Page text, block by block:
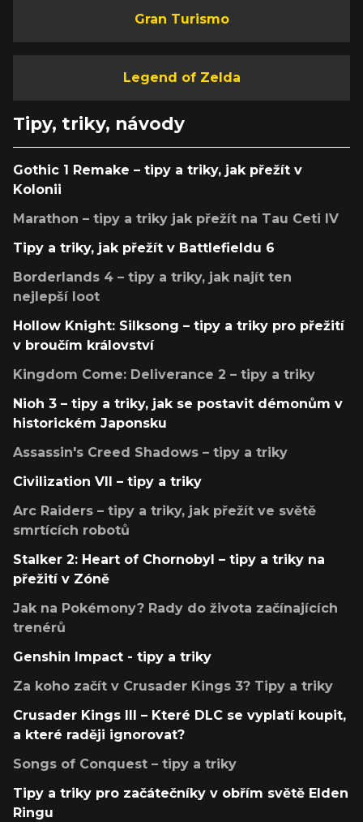
Gran Turismo
Legend of Zelda
Tipy, triky, návody
Gothic 1 Remake – tipy a triky, jak přežít v
Kolonii
Marathon – tipy a triky jak přežít na Tau Ceti IV
Tipy a triky, jak přežít v Battlefieldu 6
Borderlands 4 – tipy a triky, jak najít ten
nejlepší loot
Hollow Knight: Silksong – tipy a triky pro přežití
v broučím království
Kingdom Come: Deliverance 2 – tipy a triky
Nioh 3 – tipy a triky, jak se postavit démonům v
historickém Japonsku
Assassin's Creed Shadows – tipy a triky
Civilization VII – tipy a triky
Arc Raiders – tipy a triky, jak přežít ve světě
smrtících robotů
Stalker 2: Heart of Chornobyl – tipy a triky na
přežití v Zóně
Jak na Pokémony? Rady do života začínajících
trenérů
Genshin Impact - tipy a triky
Za koho začít v Crusader Kings 3? Tipy a triky
Crusader Kings III – Které DLC se vyplatí koupit,
a které raději ignorovat?
Songs of Conquest – tipy a triky
Tipy a triky pro začátečníky v obřím světě Elden
Ringu